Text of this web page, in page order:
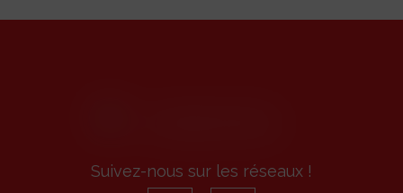
Suivez-nous sur les réseaux !